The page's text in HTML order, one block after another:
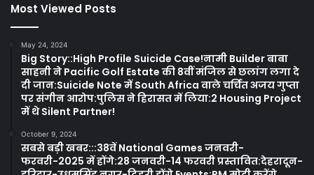
Most Viewed Posts
May 24, 2024
Big Story::High Profile Suicide Case!नामी Builder बाबा
साहनी ने Pacific Golf Estate की 8वीं मंजिल से छलांग लगा दे
दी जान:Suicide Note में South Africa वाले चर्चित अजय गुप्ता
पर संगीन आरोप:पुलिस ने हिरासत में लिया:2 Housing Project
में थे Silent Partner!
October 9, 2024
सबसे बड़ी खबर:::38वें National Games जनवरी-
फरवरी-2025 में होंगे:28 जनवरी-14 फरवरी प्रस्तावित:देहरादून-